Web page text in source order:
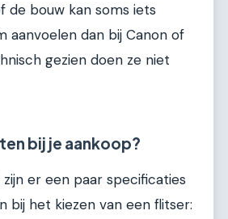
de bouw kan soms iets
aanvoelen dan bij Canon of
gezien doen ze niet
bij je aankoop?
er een paar specificaties
bij het kiezen van een flitser: